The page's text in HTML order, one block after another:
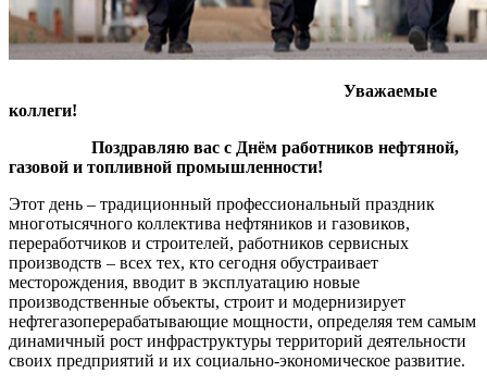
Уважаемые
коллеги!
Поздравляю вас с Днём работников нефтяной,
газовой и топливной промышленности!
Этот день – традиционный профессиональный праздник
многотысячного коллектива нефтяников и газовиков,
переработчиков и строителей, работников сервисных
производств – всех тех, кто сегодня обустраивает
месторождения, вводит в эксплуатацию новые
производственные объекты, строит и модернизирует
нефтегазоперерабатывающие мощности, определяя тем самым
динамичный рост инфраструктуры территорий деятельности
своих предприятий и их социально-экономическое развитие.